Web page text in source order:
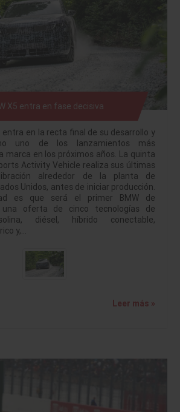
X5 entra en fase decisiva
entra en la recta final de su desarrollo y
uno de los lanzamientos más
marca en los próximos años. La quinta
Activity Vehicle realiza sus últimas
alrededor de la planta de
Unidos, antes de iniciar producción.
es que será el primer BMW de
una oferta de cinco tecnologías de
diésel, híbrido conectable,
y,…
Leer más »